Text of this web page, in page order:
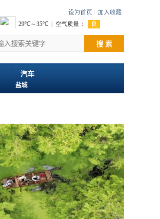
设为首页 加入收藏
：邮箱724922822@qq.com 客服电话：025-
搜 索
汽车
盐城